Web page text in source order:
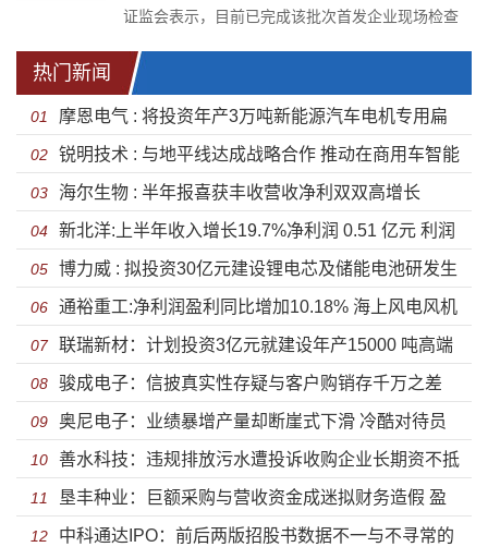
证监会表示，目前已完成该批次首发企业现场检查
主板1家，科创板3家，创业板3家。
热门新闻
01 摩恩电气 : 将投资年产3万吨新能源汽车电机专用扁
型电磁线项目
02 锐明技术 : 与地平线达成战略合作 推动在商用车智能
化领域
03 海尔生物 : 半年报喜获丰收营收净利双双高增长
04 新北洋:上半年收入增长19.7%净利润 0.51 亿元 利润
与营收未同步增长
05 博力威 : 拟投资30亿元建设锂电芯及储能电池研发生
产总部项目
06 通裕重工:净利润盈利同比增加10.18% 海上风电风机
大型化成为未来趋势
07 联瑞新材：计划投资3亿元就建设年产15000 吨高端
芯片封装用球形粉体
08 骏成电子：信披真实性存疑与客户购销存千万之差
诸多财务数据异常经营拟造假
09 奥尼电子：业绩暴增产量却断崖式下滑 冷酷对待员
工令人寒心弄虚作假被行政处罚
10 善水科技：违规排放污水遭投诉收购企业长期资不抵
债 避而不答深交所质问毛利率问题
11 垦丰种业：巨额采购与营收资金成迷拟财务造假 盈
利能力大幅下滑股东违规减持被监管
12 中科通达IPO：前后两版招股书数据不一与不寻常的